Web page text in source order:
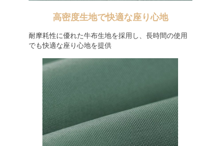
高密度生地で快適な座り心地
耐摩耗性に優れた牛布生地を採用し、長時間の使用
でも快適な座り心地を提供